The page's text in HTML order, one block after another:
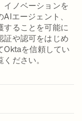
イノベーションを
エージェント、
することを可能に
証や認可をはじめ
Oktaを信頼してい
ださい。
開く